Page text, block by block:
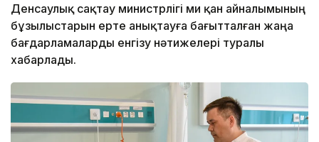
Денсаулық сақтау министрлігі ми қан айналымының
бұзылыстарын ерте анықтауға бағытталған жаңа
бағдарламаларды енгізу нәтижелері туралы
хабарлады.